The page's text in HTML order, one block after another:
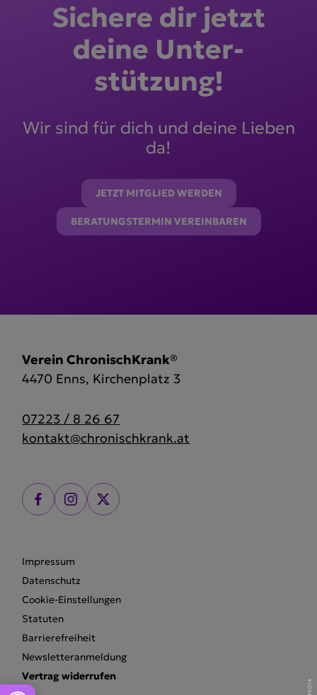
Sichere dir jetzt
deine Unter­
stützung!
Wir sind für dich und deine Lieben
da!
JETZT MITGLIED WERDEN
BERATUNGSTERMIN VEREINBAREN
Verein ChronischKrank®
4470 Enns, Kirchenplatz 3
07223 / 8 26 67
kontakt@chronischkrank.at
Impressum
Datenschutz
Cookie-Einstellungen
Statuten
Barrierefreiheit
Newsletteranmeldung
Vertrag widerrufen